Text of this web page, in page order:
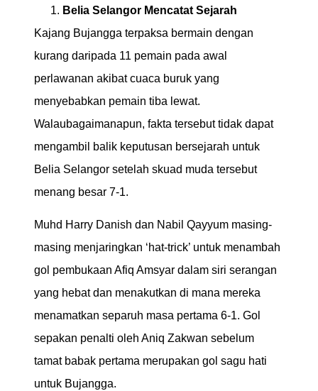
Belia Selangor Mencatat Sejarah
Kajang Bujangga terpaksa bermain dengan
kurang daripada 11 pemain pada awal
perlawanan akibat cuaca buruk yang
menyebabkan pemain tiba lewat.
Walaubagaimanapun, fakta tersebut tidak dapat
mengambil balik keputusan bersejarah untuk
Belia Selangor setelah skuad muda tersebut
menang besar 7-1.
Muhd Harry Danish dan Nabil Qayyum masing-
masing menjaringkan ‘hat-trick’ untuk menambah
gol pembukaan Afiq Amsyar dalam siri serangan
yang hebat dan menakutkan di mana mereka
menamatkan separuh masa pertama 6-1. Gol
sepakan penalti oleh Aniq Zakwan sebelum
tamat babak pertama merupakan gol sagu hati
untuk Bujangga.